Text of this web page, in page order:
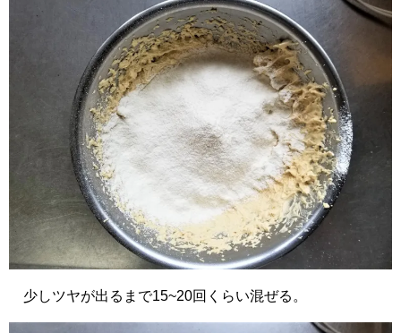
少しツヤが出るまで15~20回くらい混ぜる。